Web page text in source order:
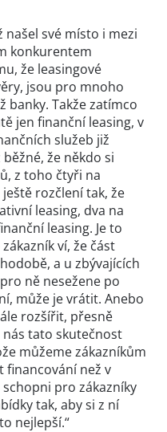
našel své místo i mezi
konkurentem
že leasingové
jsou pro mnoho
banky. Takže zatímco
jen finanční leasing, v
služeb již
že někdo si
z toho čtyři na
rozčlení tak, že
leasing, dva na
leasing. Je to
ví, že část
a u zbývajících
ně nesežene po
může je vrátit. Anebo
rozšířit, přesně
tato skutečnost
můžeme zákazníkům
financování než v
pro zákazníky
tak, aby si z ní
nejlepší.“